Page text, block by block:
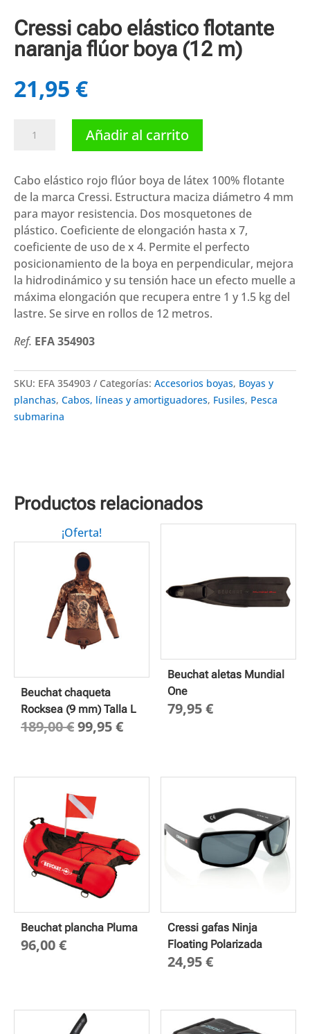
Cressi cabo elástico flotante
naranja flúor boya (12 m)
21,95 €
cabo
flotante
naranja
flúor
boya
(12
m)
cantidad
Añadir al carrito
Cabo elástico rojo flúor boya de látex 100% flotante
de la marca Cressi. Estructura maciza diámetro 4 mm
para mayor resistencia. Dos mosquetones de
plástico. Coeficiente de elongación hasta x 7,
coeficiente de uso de x 4. Permite el perfecto
posicionamiento de la boya en perpendicular, mejora
la hidrodinámico y su tensión hace un efecto muelle a
máxima elongación que recupera entre 1 y 1.5 kg del
lastre. Se sirve en rollos de 12 metros.
Ref. EFA 354903
SKU: EFA 354903 Categorías: Accesorios boyas, Boyas y
planchas, Cabos, líneas y amortiguadores, Fusiles, Pesca
submarina
Productos relacionados
¡Oferta!
Beuchat chaqueta
Rocksea (9 mm) Talla L
189,00€El
era:
189,00 €.
99,95€El
es:
Beuchat aletas Mundial
One
79,95€
Beuchat plancha Pluma
96,00€
Cressi gafas Ninja
Floating Polarizada
24,95€